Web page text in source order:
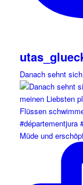
Danach sehnt
Müde und